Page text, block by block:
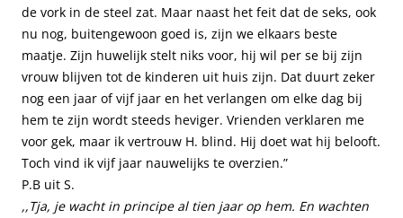
de vork in de steel zat. Maar naast het feit dat de seks, ook
nu nog, buitengewoon goed is, zijn we elkaars beste
maatje. Zijn huwelijk stelt niks voor, hij wil per se bij zijn
vrouw blijven tot de kinderen uit huis zijn. Dat duurt zeker
nog een jaar of vijf jaar en het verlangen om elke dag bij
hem te zijn wordt steeds heviger. Vrienden verklaren me
voor gek, maar ik vertrouw H. blind. Hij doet wat hij belooft.
Toch vind ik vijf jaar nauwelijks te overzien.”
P.B uit S.
,,Tja, je wacht in principe al tien jaar op hem. En wachten